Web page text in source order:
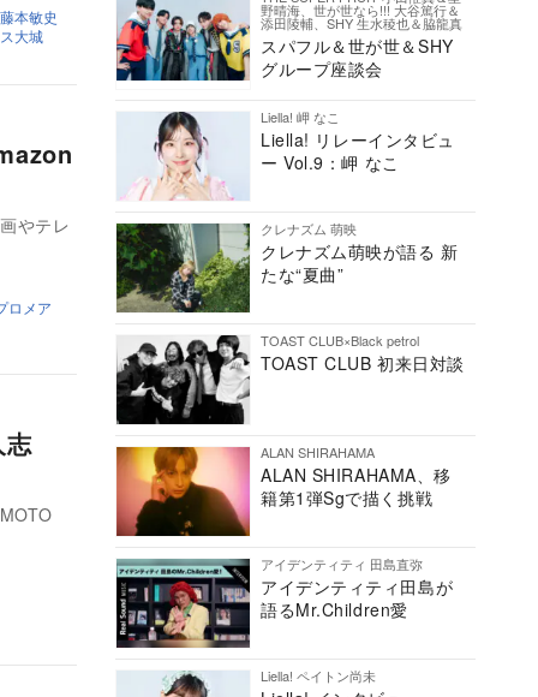
藤本敏史
大城
やテレ
ロメア
志
野晴海、世が世なら!!! 大谷篤行＆
添田陵輔、SHY 生水稜也＆脇龍真
スパフル＆世が世＆SHY
グループ座談会
Liella! 岬 なこ
Liella! リレーインタビュ
ー Vol.9：岬 なこ
クレナズム 萌映
クレナズム萌映が語る 新
たな“夏曲”
TOAST CLUB×Black petrol
TOAST CLUB 初来日対談
ALAN SHIRAHAMA
ALAN SHIRAHAMA、移
籍第1弾Sgで描く挑戦
アイデンティティ 田島直弥
アイデンティティ田島が
語るMr.Children愛
Liella! ペイトン尚未